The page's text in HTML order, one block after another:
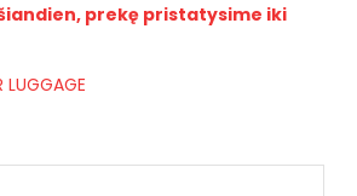
prekę pristatysime iki
LUGGAGE